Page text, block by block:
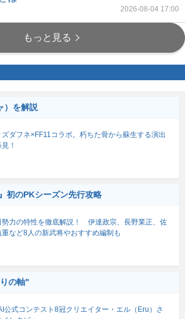
2026-08-04 17:00
もっと見る
）を解説
ズダフネ×FF11コラボ。朽ちた骨から蘇生する演出
！
初のPKシーズン先行攻略
勢力の特性を徹底解説！ 伊達政宗、長野業正、佐
重など8人の新武将やおすすめ編制も
の軸"
公式コンテスト8冠クリエイター・エル（Eru）さ